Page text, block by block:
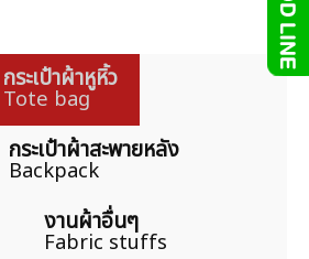
กระเป๋าผ้าหูหิ้ว
Tote bag
กระเป๋าผ้าสะพายหลัง
Backpack
งานผ้าอื่นๆ
Fabric stuffs